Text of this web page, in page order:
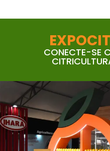
CONECTE-SE